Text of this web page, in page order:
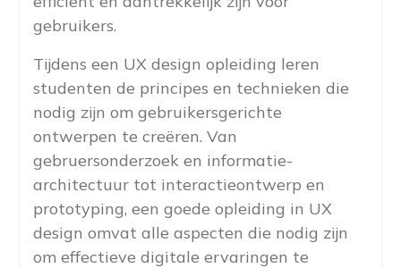
gebruikers.
Tijdens een UX design opleiding leren
studenten de principes en technieken die
nodig zijn om gebruikersgerichte
ontwerpen te creëren. Van
gebruersonderzoek en informatie-
architectuur tot interactieontwerp en
prototyping, een goede opleiding in UX
design omvat alle aspecten die nodig zijn
om effectieve digitale ervaringen te